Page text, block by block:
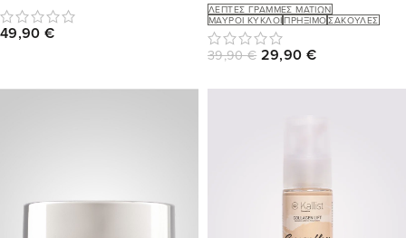
49,90 €
ΛΕΠΤΈΣ ΓΡΑΜΜΈΣ ΜΑΤΙΏΝ
ΜΑΎΡΟΙ ΚΎΚΛΟΙΠΡΉΞΙΜΟΣΑΚΟΎΛΕΣ
39,90€ 29,90 €